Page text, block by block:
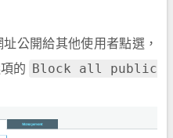
公開給其他使用者點選，
的
Block all public